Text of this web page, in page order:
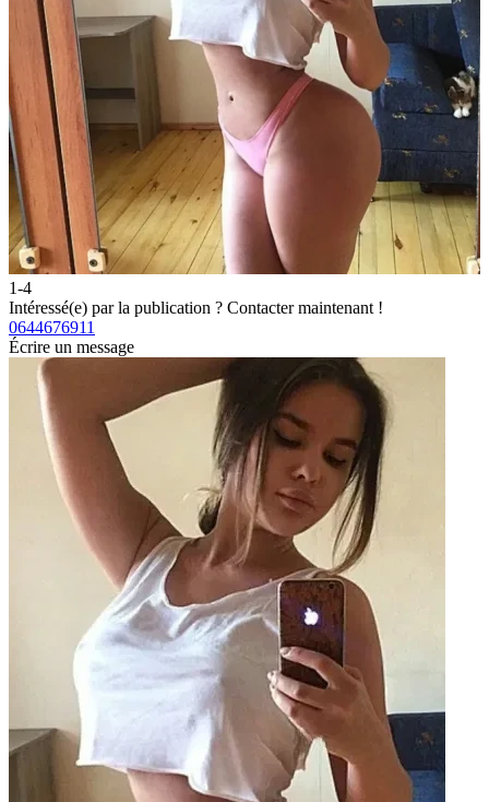
1-4
Intéressé(e) par la publication ? Contacter maintenant !
0644676911
Écrire un message